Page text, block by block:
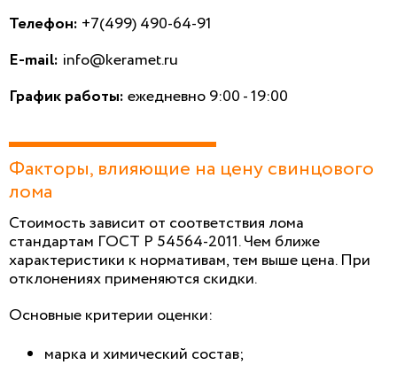
Телефон: +7(499) 490-64-91
E-mail: info@keramet.ru
График работы:ежедневно 9:00 - 19:00
Факторы, влияющие на цену свинцового
лома
Стоимость зависит от соответствия лома
стандартам ГОСТ Р 54564-2011. Чем ближе
характеристики к нормативам, тем выше цена. При
отклонениях применяются скидки.
Основные критерии оценки:
марка и химический состав;